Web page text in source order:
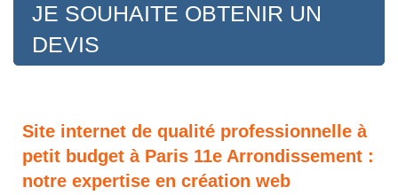
JE SOUHAITE OBTENIR UN
DEVIS
Site internet de qualité professionnelle à
petit budget à Paris 11e Arrondissement :
notre expertise en création web